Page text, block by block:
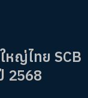
หญ่ไทย SCB
2568